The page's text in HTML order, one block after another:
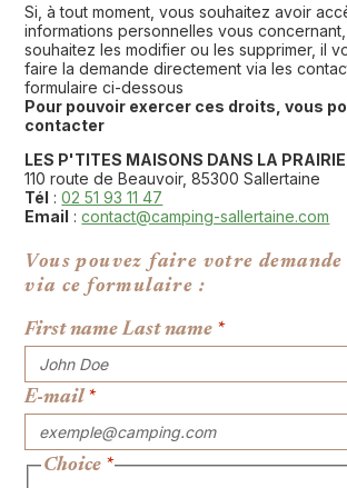
Si, à tout moment, vous souhaitez avoir
informations personnelles vous
souhaitez les modifier ou les supprimer, il
faire la demande directement via les
formulaire ci-dessous
Pour pouvoir exercer ces droits, vous
contacter
LES P'TITES MAISONS DANS LA PRAIRIE
110 route de Beauvoir, 85300 Sallertaine
Tél :02 51 93 11 47
Email :contact@camping-sallertaine.com
Vous pouvez faire votre
via ce formulaire :
First name Last name *
E-mail *
Choice *